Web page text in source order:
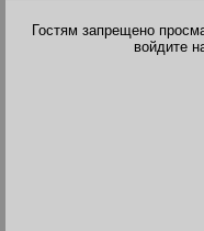
Гостям запрещено
войдите